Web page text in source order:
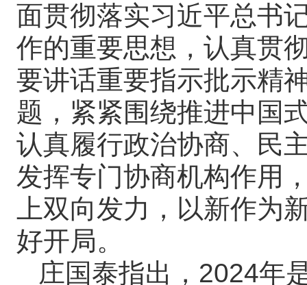
面贯彻落实习近平总书
作的重要思想，认真贯
要讲话重要指示批示精
题，紧紧围绕推进中国
认真履行政治协商、民
发挥专门协商机构作用
上双向发力，以新作为
好开局。
庄国泰指出，2024年